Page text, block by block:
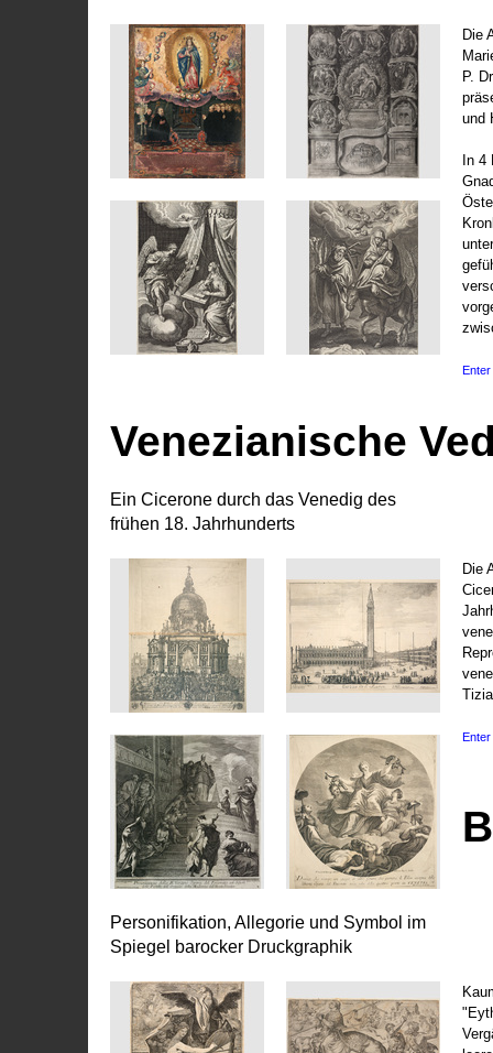
Die
P.
und
In 4
Enter
Venezianische
Ein Cicerone durch das Venedig des
frühen 18. Jahrhunderts
Die
Enter
Personifikation, Allegorie und Symbol im
Spiegel barocker Druckgraphik